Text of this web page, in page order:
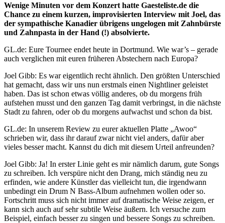
Wenige Minuten vor dem Konzert hatte Gaesteliste.de die
Chance zu einem kurzen, improvisierten Interview mit Joel, das
der sympathische Kanadier übrigens ungelogen mit Zahnbürste
und Zahnpasta in der Hand (!) absolvierte.
GL.de: Eure Tournee endet heute in Dortmund. Wie war’s – gerade
auch verglichen mit euren früheren Abstechern nach Europa?
Joel Gibb: Es war eigentlich recht ähnlich. Den größten Unterschied
hat gemacht, dass wir uns nun erstmals einen Nightliner geleistet
haben. Das ist schon etwas völlig anderes, ob du morgens früh
aufstehen musst und den ganzen Tag damit verbringst, in die nächste
Stadt zu fahren, oder ob du morgens aufwachst und schon da bist.
GL.de: In unserem Review zu eurer aktuellen Platte „Awoo“
schrieben wir, dass ihr darauf zwar nicht viel anders, dafür aber
vieles besser macht. Kannst du dich mit diesem Urteil anfreunden?
Joel Gibb: Ja! In erster Linie geht es mir nämlich darum, gute Songs
zu schreiben. Ich verspüre nicht den Drang, mich ständig neu zu
erfinden, wie andere Künstler das vielleicht tun, die irgendwann
unbedingt ein Drum N Bass-Album aufnehmen wollen oder so.
Fortschritt muss sich nicht immer auf dramatische Weise zeigen, er
kann sich auch auf sehr subtile Weise äußern. Ich versuche zum
Beispiel, einfach besser zu singen und bessere Songs zu schreiben.